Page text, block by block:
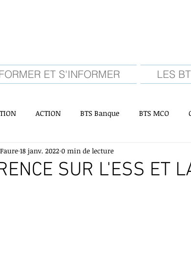
ET S'INFORMER LES
ACTION BTS Banque BTS MCO
SORTIE/ECHANGE SECONDE
SUR L'ESS ET
18 janv. 2022 0 min de lecture